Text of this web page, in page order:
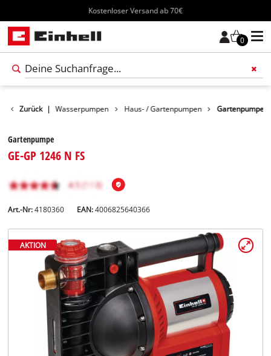
Kostenloser Versand ab 70€
0
Deutsch
English
Zurück |
Produkte Wasserpumpen Haus- / Gartenpumpen Gartenpumpe
Gartenpumpe
GE-GP 1246 N FS
Art.-Nr: 4180360 EAN:4006825640366
AKTION